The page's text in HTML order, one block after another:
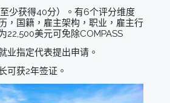
至少获得40分）。有6个评分维度
，国籍，雇主架构，职业，雇主行
22,500美元可免除COMPASS
业指定代表提出申请。
可获2年签证。